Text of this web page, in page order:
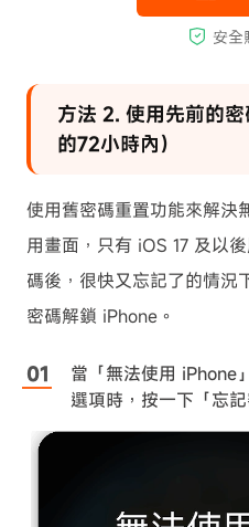
方法 2. 使用先前的
的72小時內）
使用舊密碼重置功能來解決
用畫面，只有 iOS 17 及以
碼後，很快又忘記了的情況
密碼解鎖 iPhone。
當「無法使用 iPhone
選項時，按一下「忘